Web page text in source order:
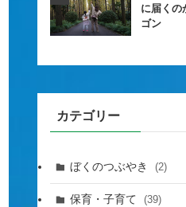
に届くの
ゴン
カテゴリー
ぼくのつぶやき (2)
保育・子育て (39)